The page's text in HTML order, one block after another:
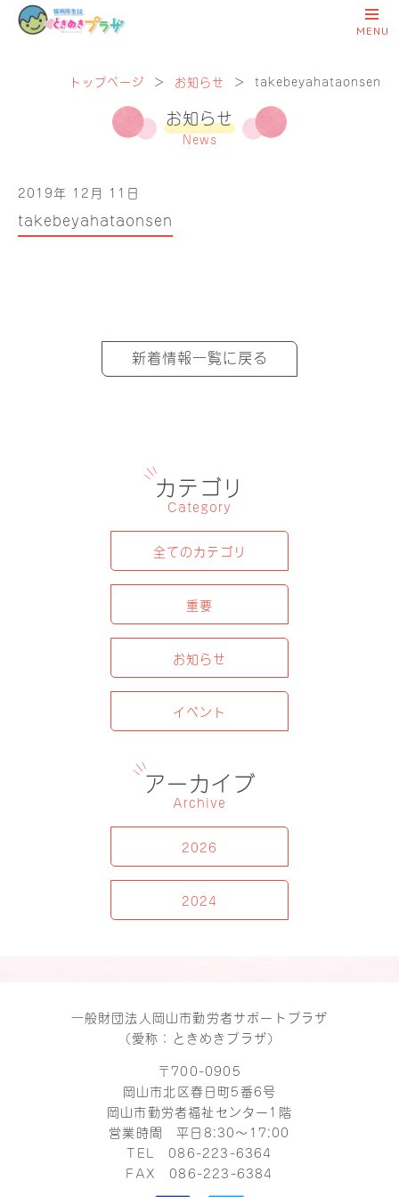
トップページ ＞ お知らせ ＞ takebeyahataonsen
お知らせ
News
2019年 12月 11日
takebeyahataonsen
新着情報一覧に戻る
カテゴリ
Category
全てのカテゴリ
重要
お知らせ
イベント
アーカイブ
Archive
2026
2024
一般財団法人岡山市勤労者サポートプラザ
（愛称：ときめきプラザ）
〒700-0905
岡山市北区春日町5番6号
岡山市勤労者福祉センター1階
営業時間 平日8:30～17:00
TEL086-223-6364
FAX 086-223-6384